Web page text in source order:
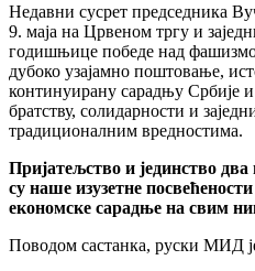
Недавни сусрет председника
9. маја на Црвеном тргу и
годишњице победе над
дубоко узајамно поштовање,
континуирану сарадњу Србије и
братству, солидарности и
традиционалним вредностима.
Пријатељство и јединство
су наше изузетне
економске сарадње на свим
Поводом састанка, руски МИД